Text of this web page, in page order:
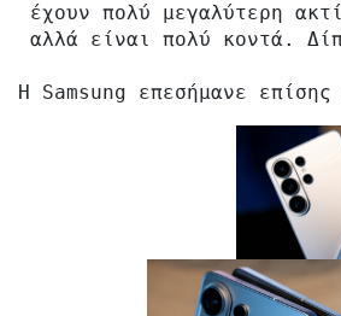
έχουν πολύ μεγαλύτερη
αλλά είναι πολύ κοντά.
Η Samsung επεσήμανε